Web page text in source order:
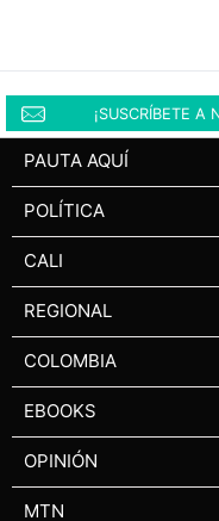
¡SUSCRÍBETE A
PAUTA AQUÍ
POLÍTICA
CALI
REGIONAL
COLOMBIA
EBOOKS
OPINIÓN
MTN